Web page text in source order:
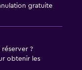
gratuite
?
obtenir les